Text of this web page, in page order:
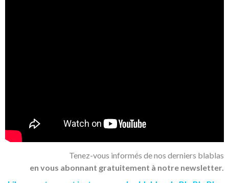
Tenez-vous informés de nos derniers blablas
en vous abonnant gratuitement à notre newsletter.